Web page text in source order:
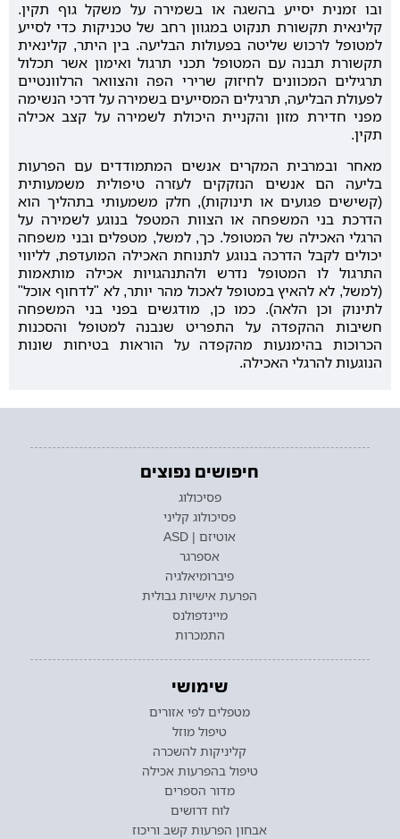
ובו זמנית יסייע בהשגה או בשמירה על משקל גוף תקין.
קלינאית תקשורת תנקוט במגוון רחב של טכניקות כדי לסייע
למטופל לרכוש שליטה בפעולות הבליעה. בין היתר, קלינאית
תקשורת תבנה עם המטופל תכני תרגול ואימון אשר תכלול
תרגילים המכוונים לחיזוק שרירי הפה והצוואר הרלוונטיים
לפעולת הבליעה, תרגילים המסייעים בשמירה על דרכי הנשימה
מפני חדירת מזון והקניית היכולת לשמירה על קצב אכילה
תקין.
מאחר ובמרבית המקרים אנשים המתמודדים עם הפרעות
בליעה הם אנשים הנזקקים לעזרה טיפולית משמעותית
(קשישים פגועים או תינוקות), חלק משמעותי בתהליך הוא
הדרכת בני המשפחה או הצוות המטפל בנוגע לשמירה על
הרגלי האכילה של המטופל. כך, למשל, מטפלים ובני משפחה
יכולים לקבל הדרכה בנוגע לתנוחת האכילה המועדפת, לליווי
התרגול לו המטופל נדרש ולהתנהגויות אכילה מותאמות
(למשל, לא להאיץ במטופל לאכול מהר יותר, לא "לדחוף אוכל"
לתינוק וכן הלאה). כמו כן, מודגשים בפני בני המשפחה
חשיבות ההקפדה על התפריט שנבנה למטופל והסכנות
הכרוכות בהימנעות מהקפדה על הוראות בטיחות שונות
הנוגעות להרגלי האכילה.
חיפושים נפוצים
פסיכולוג
פסיכולוג קליני
אוטיזם | ASD
אספרגר
פיברומיאלגיה
הפרעת אישיות גבולית
מיינדפולנס
התמכרות
שימושי
מטפלים לפי אזורים
טיפול מוזל
קליניקות להשכרה
טיפול בהפרעות אכילה
מדור הספרים
לוח דרושים
אבחון הפרעות קשב וריכוז